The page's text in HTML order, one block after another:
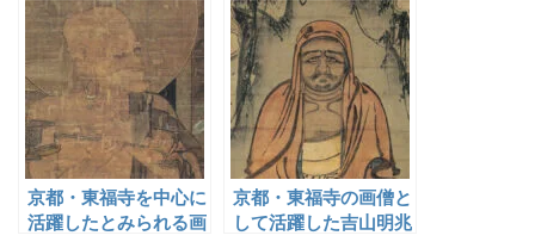
京都・東福寺を中心に
活躍したとみられる画
京都・東福寺の画僧と
して活躍した吉山明兆